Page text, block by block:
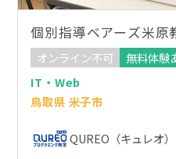
個別指導ベアーズ米原
オンライン不可
無料体験
IT・Web
鳥取県 米子市
QUREO（キュレオ